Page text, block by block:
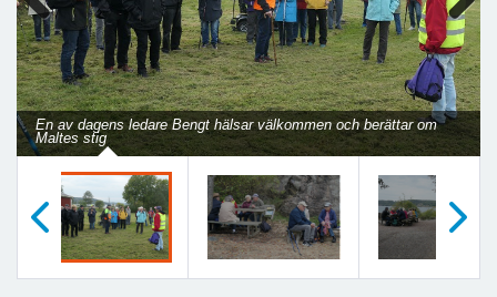
En av dagens ledare Bengt hälsar välkommen och berättar om
Maltes stig
Previous Next